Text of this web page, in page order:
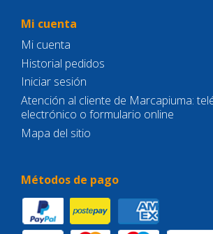
Mi cuenta
Mi cuenta
Historial pedidos
Iniciar sesión
Atención al cliente de Marcapiuma:
electrónico o formulario online
Mapa del sitio
Métodos de pago